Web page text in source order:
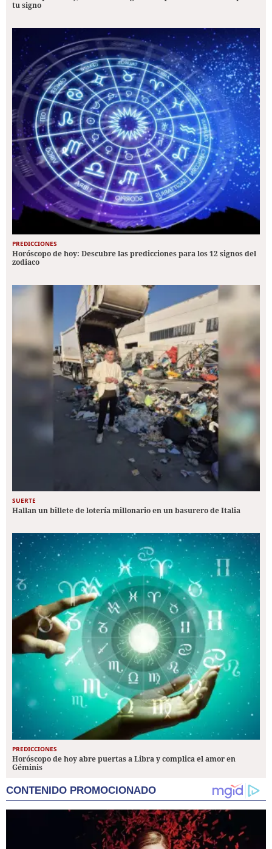
tu signo
PREDICCIONES
Horóscopo de hoy: Descubre las predicciones para los 12 signos del
zodiaco
SUERTE
Hallan un billete de lotería millonario en un basurero de Italia
PREDICCIONES
Horóscopo de hoy abre puertas a Libra y complica el amor en
Géminis
CONTENIDO PROMOCIONADO